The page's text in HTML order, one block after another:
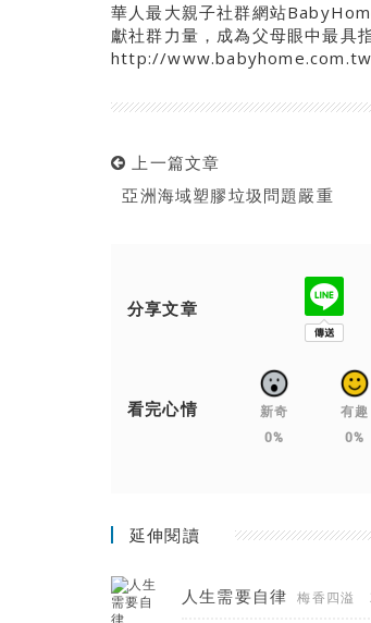
華人最大親子社群網站
獻社群力量，成為父母眼中最具
http://
上一篇文章
亞洲海域塑膠垃圾問題嚴重
分享文章
看完心情
新奇
0%
有趣
0%
延伸閱讀
人生需要自律 梅香四溢